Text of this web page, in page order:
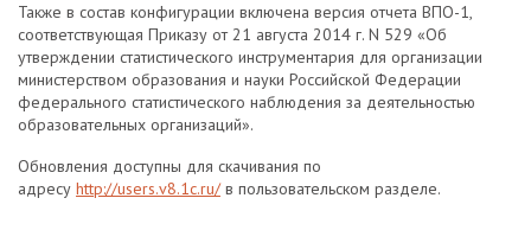
Также в состав конфигурации включена версия отчета ВПО-1,
соответствующая Приказу от 21 августа 2014 г. N 529 «Об
утверждении статистического инструментария для организации
министерством образования и науки Российской Федерации
федерального статистического наблюдения за деятельностью
образовательных организаций».
Обновления доступны для скачивания по
адресу http://users.v8.1c.ru/в пользовательском разделе.